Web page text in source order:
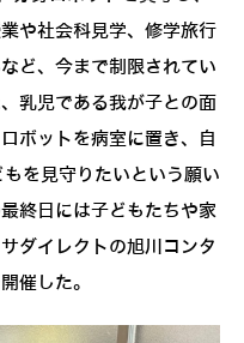
や社会科見学、修学旅行
ど、今まで制限されてい
乳児である我が子との面
ボットを病室に置き、自
を見守りたいという願い
終日には子どもたちや家
ダイレクトの旭川コンタ
催した。